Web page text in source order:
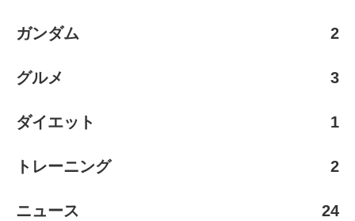
ガンダム 2
グルメ 3
ダイエット 1
トレーニング 2
ニュース 24